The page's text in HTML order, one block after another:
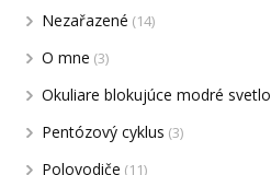
Nezařazené (14)
O mne (3)
Okuliare blokujúce modré svetlo
Pentózový cyklus (3)
Polovodiče (11)